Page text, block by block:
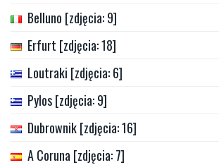
Belluno [zdjęcia: 9]
Erfurt [zdjęcia: 18]
Loutraki [zdjęcia: 6]
Pylos [zdjęcia: 9]
Dubrownik [zdjęcia: 16]
A Coruna [zdjęcia: 7]